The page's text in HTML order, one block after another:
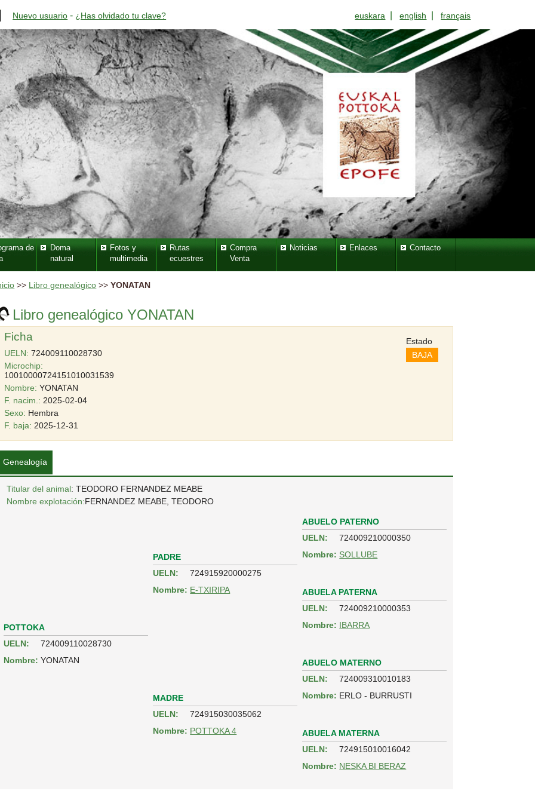
Nuevo usuario - ¿Has olvidado tu clave? euskara |english |français
de
Doma
natural
Fotos y
multimedia
Rutas
ecuestres
Compra
Venta
Noticias Enlaces Contacto
>> Libro genealógico >>YONATAN
Libro genealógico YONATAN
Ficha
UELN: 724009110028730
Microchip:
10010000724151010031539
Nombre: YONATAN
F. nacim.: 2025-02-04
Sexo: Hembra
Estado
BAJA
F. baja: 2025-12-31
Genealogía
Titular del animal: TEODORO FERNANDEZ MEABE
Nombre explotación:FERNANDEZ MEABE, TEODORO
POTTOKA
UELN:
724009110028730
Nombre: YONATAN
PADRE
UELN:
724915920000275
Nombre: E-TXIRIPA
ABUELO PATERNO
UELN:
724009210000350
Nombre: SOLLUBE
ABUELA PATERNA
UELN:
724009210000353
Nombre: IBARRA
MADRE
UELN:
724915030035062
Nombre: POTTOKA 4
ABUELO MATERNO
UELN:
724009310010183
Nombre: ERLO - BURRUSTI
ABUELA MATERNA
UELN:
724915010016042
Nombre: NESKA BI BERAZ